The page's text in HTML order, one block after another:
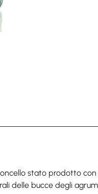
stato prodotto
delle bucce degli